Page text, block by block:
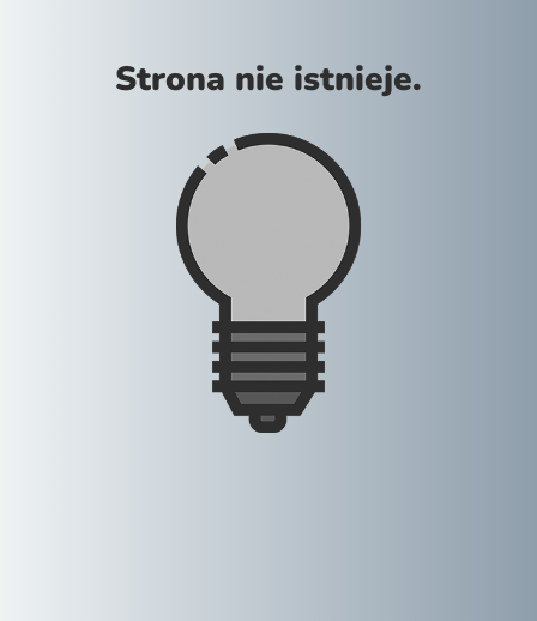
Strona nie istnieje.